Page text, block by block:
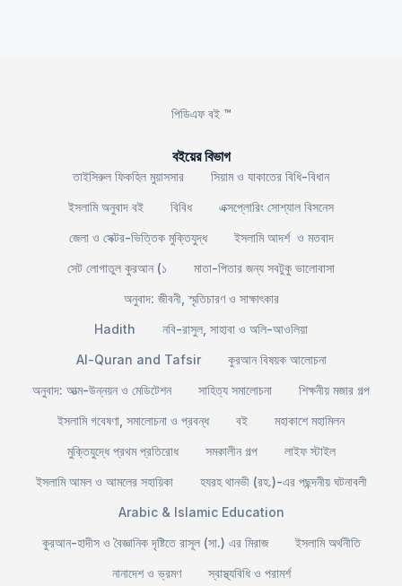
পিডিএফ বই ™
বইয়ের বিভাগ
তাইসিরুল ফিকহিল মুয়াসসার
সিয়াম ও যাকাতের বিধি-বিধান
ইসলামি অনুবাদ বই
বিবিধ
এক্সপ্লোরিং সোশ্যাল বিসনেস
জেলা ও সেক্টর-ভিত্তিক মুক্তিযুদ্ধ
ইসলামি আদর্শ ও মতবাদ
সেট লোগাতুল কুরআন (১
মাতা-পিতার জন্য সবটুকু ভালোবাসা
অনুবাদ: জীবনী, স্মৃতিচারণ ও সাক্ষাৎকার
Hadith
নবি-রাসুল, সাহাবা ও অলি-আওলিয়া
Al-Quran and Tafsir
কুরআন বিষয়ক আলোচনা
অনুবাদ: আত্ম-উন্নয়ন ও মেডিটেশন
সাহিত্য সমালোচনা
শিক্ষনীয় মজার গল্প
ইসলামি গবেষণা, সমালোচনা ও প্রবন্ধ
বই
মহাকাশে মহামিলন
মুক্তিযুদ্ধে প্রথম প্রতিরোধ
সমকালীন গল্প
লাইফ স্টাইল
ইসলামি আমল ও আমলের সহায়িকা
হযরহ থানভী (রহ.)-এর পছন্দনীয় ঘটনাবলী
Arabic & Islamic Education
কুরআন-হাদীস ও বৈজ্ঞানিক দৃষ্টিতে রাসূল (সা.) এর মিরাজ
ইসলামি অর্থনীতি
নানাদেশ ও ভ্রমণ
স্বাস্থ্যবিধি ও পরামর্শ